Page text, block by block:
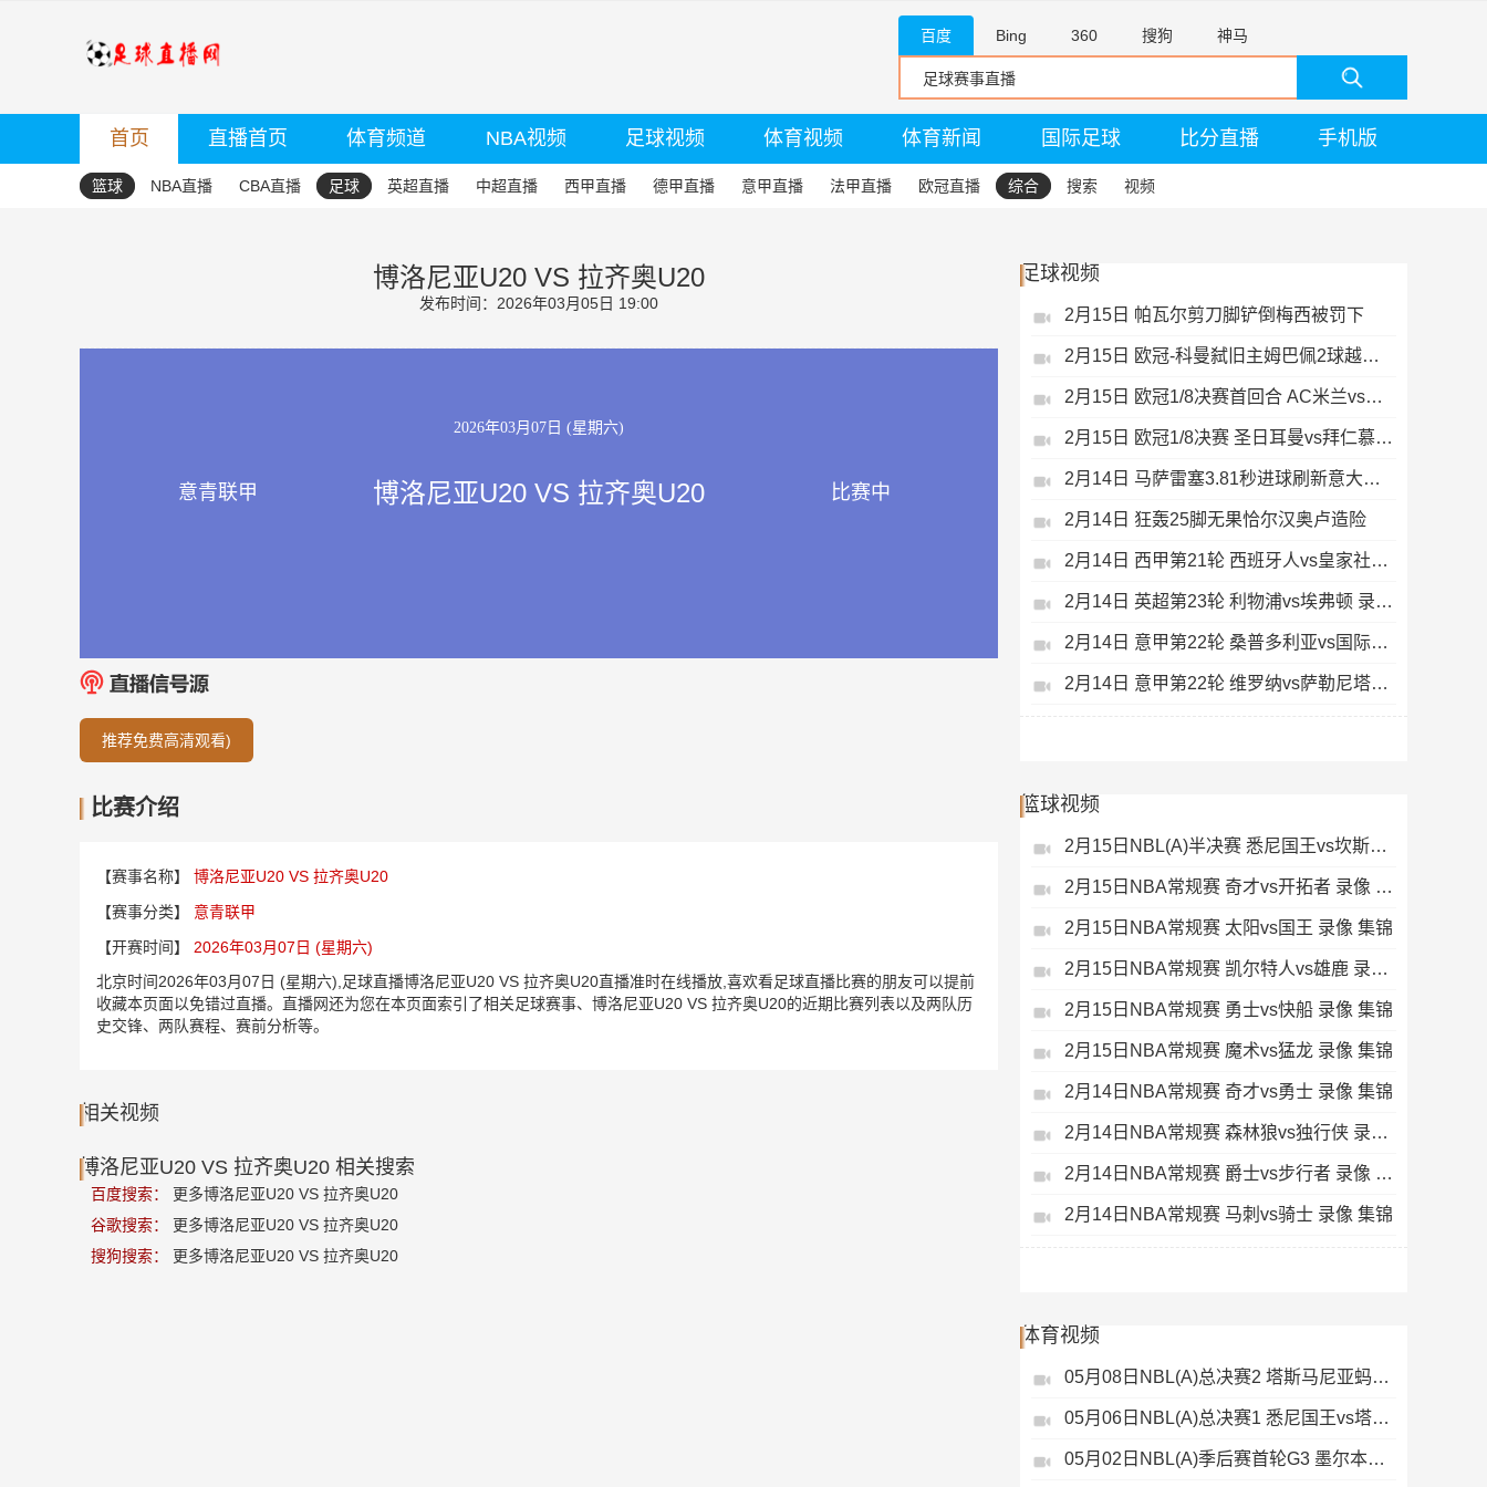
百度 Bing 360 搜狗 神马
首页 直播首页 体育频道 NBA视频 足球视频 体育视频 体育新闻 国际足球 比分直播 手机版
篮球 NBA直播 CBA直播 足球 英超直播 中超直播 西甲直播 德甲直播 意甲直播 法甲直播 欧冠直播 综合 搜索 视频
博洛尼亚U20 VS 拉齐奥U20
发布时间：2026年03月05日 19:00
2026年03月07日 (星期六)
意青联甲 博洛尼亚U20 VS 拉齐奥U20 比赛中
推荐免费高清观看)
比赛介绍
【赛事名称】
博洛尼亚U20 VS 拉齐奥U20
【赛事分类】
意青联甲
【开赛时间】
2026年03月07日 (星期六)
北京时间2026年03月07日 (星期六),足球直播博洛尼亚U20 VS 拉齐奥U20直播准时在线播放,喜欢看足球直播比赛的朋友可以提前
收藏本页面以免错过直播。直播网还为您在本页面索引了相关足球赛事、博洛尼亚U20 VS 拉齐奥U20的近期比赛列表以及两队历
史交锋、两队赛程、赛前分析等。
相关视频
博洛尼亚U20 VS 拉齐奥U20 相关搜索
百度搜索：
更多博洛尼亚U20 VS 拉齐奥U20
谷歌搜索：
更多博洛尼亚U20 VS 拉齐奥U20
搜狗搜索：
更多博洛尼亚U20 VS 拉齐奥U20
足球视频
2月15日 帕瓦尔剪刀脚铲倒梅西被罚下
2月15日 欧冠-科曼弑旧主姆巴佩2球越位无效
2月15日 欧冠1/8决赛首回合 AC米兰vs热刺 录像 集锦
2月15日 欧冠1/8决赛 圣日耳曼vs拜仁慕尼黑 录像 集锦
2月14日 马萨雷塞3.81秒进球刷新意大利历史
2月14日 狂轰25脚无果恰尔汉奥卢造险
2月14日 西甲第21轮 西班牙人vs皇家社会 录像 集锦
2月14日 英超第23轮 利物浦vs埃弗顿 录像 集锦
2月14日 意甲第22轮 桑普多利亚vs国际米兰 录像 集锦
2月14日 意甲第22轮 维罗纳vs萨勒尼塔纳 录像 集锦
篮球视频
2月15日NBL(A)半决赛 悉尼国王vs坎斯大班 录像 集锦
2月15日NBA常规赛 奇才vs开拓者 录像 集锦
2月15日NBA常规赛 太阳vs国王 录像 集锦
2月15日NBA常规赛 凯尔特人vs雄鹿 录像 集锦
2月15日NBA常规赛 勇士vs快船 录像 集锦
2月15日NBA常规赛 魔术vs猛龙 录像 集锦
2月14日NBA常规赛 奇才vs勇士 录像 集锦
2月14日NBA常规赛 森林狼vs独行侠 录像 集锦
2月14日NBA常规赛 爵士vs步行者 录像 集锦
2月14日NBA常规赛 马刺vs骑士 录像 集锦
体育视频
05月08日NBL(A)总决赛2 塔斯马尼亚蚂蚁vs悉尼国王 录像
05月06日NBL(A)总决赛1 悉尼国王vs塔斯马尼亚蚂蚁 全场录像
05月02日NBL(A)季后赛首轮G3 墨尔本联 - 塔斯马尼亚蚂蚁 录像集锦